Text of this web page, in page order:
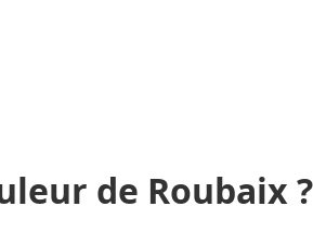
de Roubaix ?